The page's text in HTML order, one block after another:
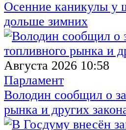
Осенние каникулы у
дольше зимних
Августа 2026 10:58
Парламент
Володин сообщил о
рынка и других